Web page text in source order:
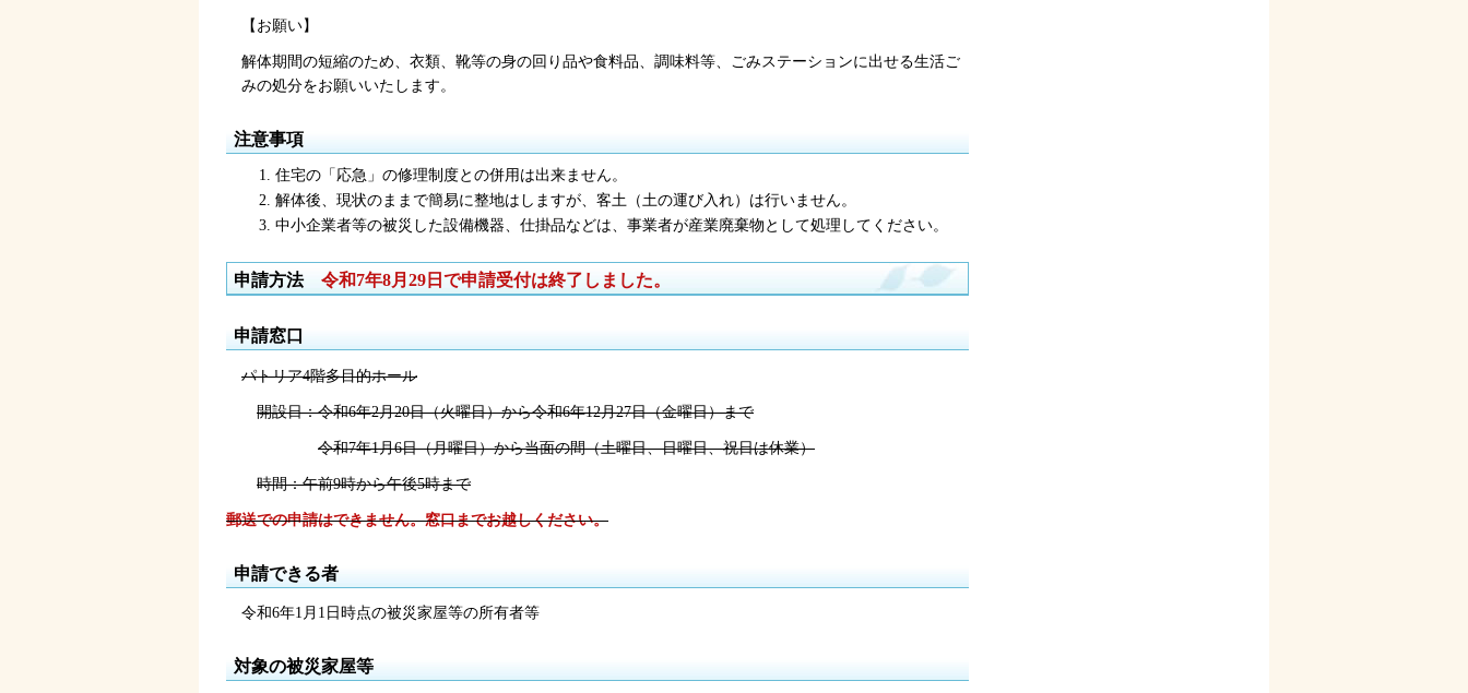
【お願い】
解体期間の短縮のため、衣類、靴等の身の回り品や食料品、調味料等、ごみステーションに出せる生活ご
みの処分をお願いいたします。
注意事項
住宅の「応急」の修理制度との併用は出来ません。
解体後、現状のままで簡易に整地はしますが、客土（土の運び入れ）は行いません。
中小企業者等の被災した設備機器、仕掛品などは、事業者が産業廃棄物として処理してください。
申請方法 令和7年8月29日で申請受付は終了しました。
申請窓口
パトリア4階多目的ホール
開設日：令和6年2月20日（火曜日）から令和6年12月27日（金曜日）まで
令和7年1月6日（月曜日）から当面の間（土曜日、日曜日、祝日は休業）
時間：午前9時から午後5時まで
郵送での申請はできません。窓口までお越しください。
申請できる者
令和6年1月1日時点の被災家屋等の所有者等
対象の被災家屋等